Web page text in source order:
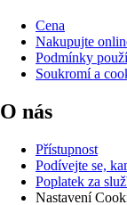
Cena
Nakupujte
Podmínky
Soukromí a
O nás
Přístupnost
Podívejte se,
Poplatek za
Nastavení